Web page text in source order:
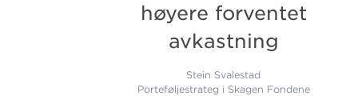
høyere forventet
avkastning
Stein Svalestad
Porteføljestrateg i Skagen Fondene